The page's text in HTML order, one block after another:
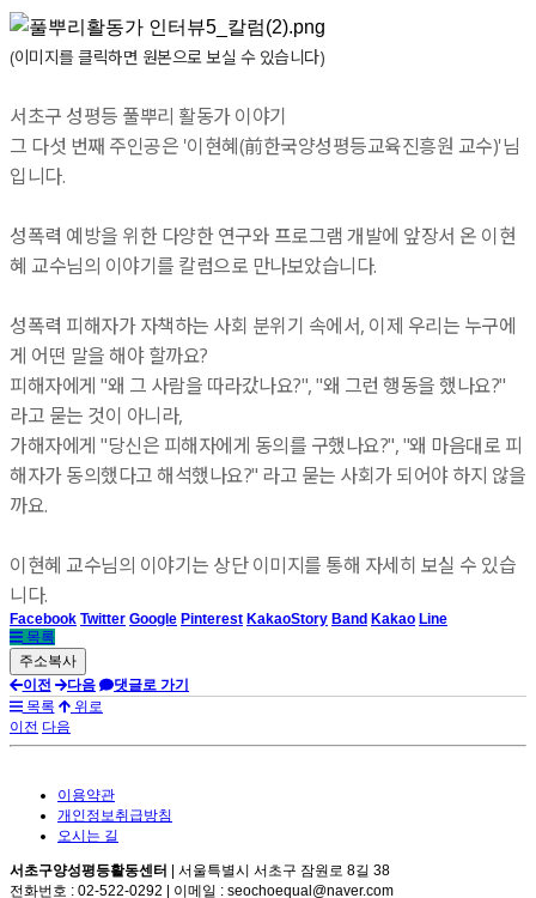
(이미지를 클릭하면 원본으로 보실 수 있습니다)
서초구 성평등 풀뿌리 활동가 이야기
그 다섯 번째 주인공은 '이현혜(前한국양성평등교육진흥원 교수)'님
입니다.
성폭력 예방을 위한 다양한 연구와 프로그램 개발에 앞장서 온 이현
혜 교수님의 이야기를 칼럼으로 만나보았습니다.
성폭력 피해자가 자책하는 사회 분위기 속에서, 이제 우리는 누구에
게 어떤 말을 해야 할까요?
피해자에게 "왜 그 사람을 따라갔나요?", "왜 그런 행동을 했나요?"
라고 묻는 것이 아니라,
가해자에게 "당신은 피해자에게 동의를 구했나요?", "왜 마음대로 피
해자가 동의했다고 해석했나요?" 라고 묻는 사회가 되어야 하지 않을
까요.
이현혜 교수님의 이야기는 상단 이미지를 통해 자세히 보실 수 있습
니다.
Facebook Twitter Google Pinterest KakaoStory Band Kakao Line
목록
이전 다음
댓글로 가기
목록
위로
이전 다음
이용약관
개인정보취급방침
오시는 길
서초구양성평등활동센터
| 서울특별시 서초구 잠원로 8길 38
전화번호 : 02-522-0292 | 이메일 : seochoequal@naver.com